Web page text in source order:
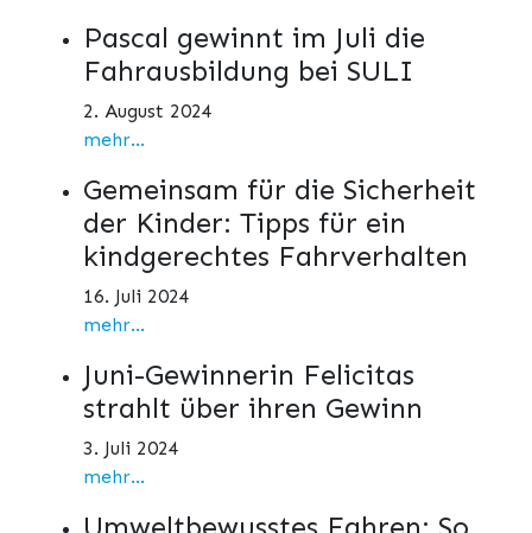
Pascal gewinnt im Juli die
Fahrausbildung bei SULI
2. August 2024
mehr...
Gemeinsam für die Sicherheit
der Kinder: Tipps für ein
kindgerechtes Fahrverhalten
16. Juli 2024
mehr...
Juni-Gewinnerin Felicitas
strahlt über ihren Gewinn
3. Juli 2024
mehr...